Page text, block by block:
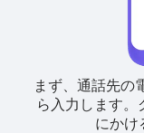
まず、通話先の
ら入力します。
にかけ